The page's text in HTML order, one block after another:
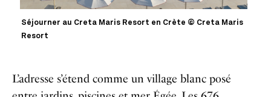
Séjourner au Creta Maris Resort en Crète © Creta Maris
Resort
L’adresse s’étend comme un village blanc posé